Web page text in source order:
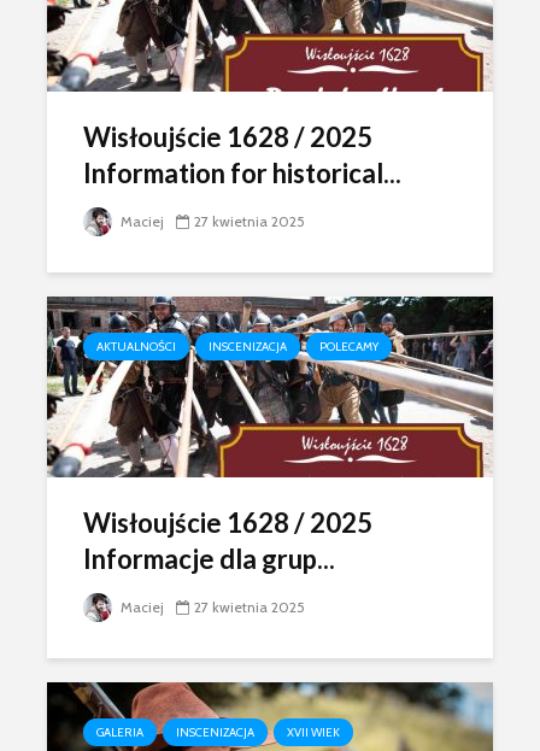
Wisłoujście 1628 / 2025
Information for historical...
Maciej 27 kwietnia 2025
AKTUALNOŚCI INSCENIZACJA POLECAMY
Wisłoujście 1628 / 2025
Informacje dla grup...
Maciej 27 kwietnia 2025
GALERIA INSCENIZACJA XVII WIEK